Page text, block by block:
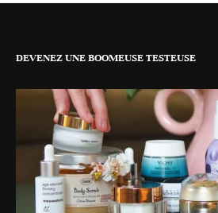
DEVENEZ UNE BOOMEUSE TESTEUSE